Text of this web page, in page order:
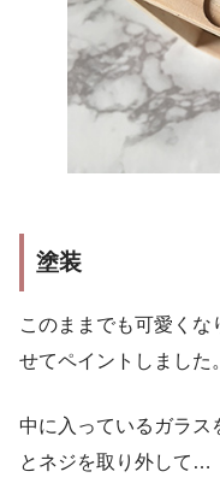
塗装
このままでも可愛く
せてペイントしました。
中に入っているガラス
とネジを取り外して…